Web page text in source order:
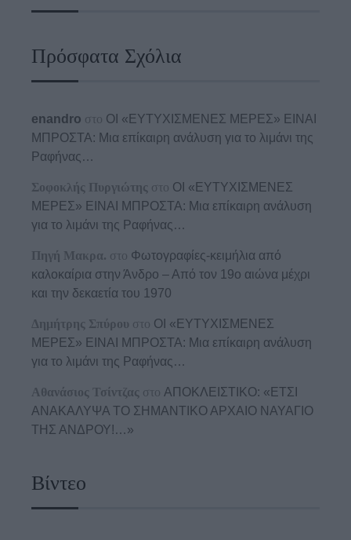
Πρόσφατα Σχόλια
enandro στο ΟΙ «ΕΥΤΥΧΙΣΜΕΝΕΣ ΜΕΡΕΣ» ΕΙΝΑΙ
ΜΠΡΟΣΤΑ: Μια επίκαιρη ανάλυση για το λιμάνι της
Ραφήνας…
Σοφοκλής Πυργιώτης στο ΟΙ «ΕΥΤΥΧΙΣΜΕΝΕΣ
ΜΕΡΕΣ» ΕΙΝΑΙ ΜΠΡΟΣΤΑ: Μια επίκαιρη ανάλυση
για το λιμάνι της Ραφήνας…
Πηγή Μακρα. στο Φωτογραφίες-κειμήλια από
καλοκαίρια στην Άνδρο – Από τον 19ο αιώνα μέχρι
και την δεκαετία του 1970
Δημήτρης Σπύρου στο ΟΙ «ΕΥΤΥΧΙΣΜΕΝΕΣ
ΜΕΡΕΣ» ΕΙΝΑΙ ΜΠΡΟΣΤΑ: Μια επίκαιρη ανάλυση
για το λιμάνι της Ραφήνας…
Αθανάσιος Τσίντζας στο ΑΠΟΚΛΕΙΣΤΙΚΟ: «ΕΤΣΙ
ΑΝΑΚΑΛΥΨΑ ΤΟ ΣΗΜΑΝΤΙΚΟ ΑΡΧΑΙΟ ΝΑΥΑΓΙΟ
ΤΗΣ ΑΝΔΡΟΥ!…»
Βίντεο